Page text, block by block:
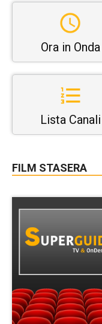
Ora in Onda
Lista Canali
FILM STASERA